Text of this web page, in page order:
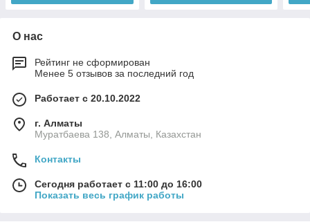
О нас
Рейтинг не сформирован
Менее 5 отзывов за последний год
Работает с 20.10.2022
г. Алматы
Муратбаева 138, Алматы, Казахстан
Контакты
Сегодня работает с 11:00 до 16:00
Показать весь график работы